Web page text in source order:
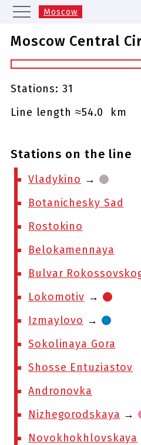
Moscow
Kazan
Nizhny
Novosibirsk
Samara
Same names of metro
Moscow Central
Stations: 31
Line length ≈54.0 km
Stations on the line
Vladykino →
Botanichesky Sad
Rostokino
Belokamennaya
Bulvar
Lokomotiv →
Izmaylovo →
Sokolinaya Gora
Shosse Entuziastov
Andronovka
Nizhegorodskaya →
Novokhokhlovskaya